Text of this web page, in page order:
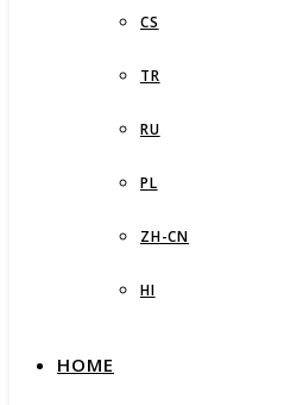
CS
TR
RU
PL
ZH-CN
HI
HOME